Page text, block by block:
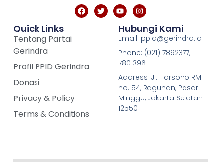
Quick Links
Tentang Partai
Gerindra
Profil PPID Gerindra
Donasi
Privacy & Policy
Terms & Conditions
Hubungi Kami
Email: ppid@gerindra.id
Phone: (021) 7892377,
7801396
Address: Jl. Harsono RM
no. 54, Ragunan, Pasar
Minggu, Jakarta Selatan
12550